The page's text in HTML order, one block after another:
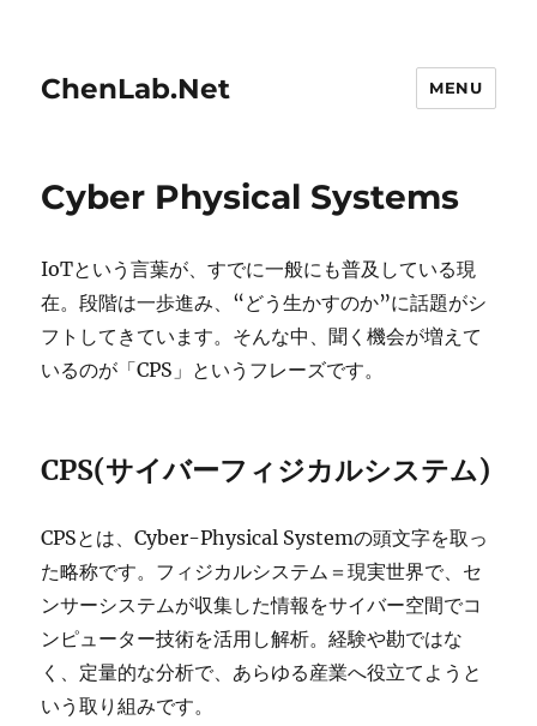
ChenLab.Net MENU
Cyber Physical Systems
IoTという言葉が、すでに一般にも普及している現
在。段階は一歩進み、“どう生かすのか”に話題がシ
フトしてきています。そんな中、聞く機会が増えて
いるのが「CPS」というフレーズです。
CPS(サイバーフィジカルシステム)
CPSとは、Cyber-Physical Systemの頭文字を取っ
た略称です。フィジカルシステム＝現実世界で、セ
ンサーシステムが収集した情報をサイバー空間でコ
ンピューター技術を活用し解析。経験や勘ではな
く、定量的な分析で、あらゆる産業へ役立てようと
いう取り組みです。